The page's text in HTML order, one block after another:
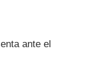
ante el